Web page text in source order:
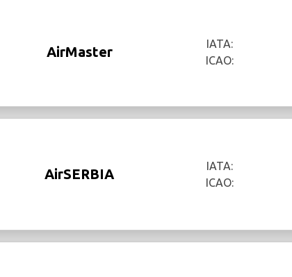
AirMaster
IATA:
ICAO:
AirSERBIA
IATA:
ICAO: